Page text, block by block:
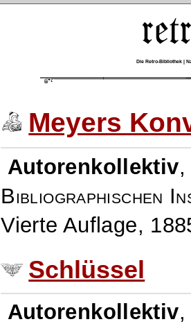
Die Retro-Bibliothek |
Meyers
Autorenkollektiv
Bibliographischen
Vierte Auflage,
Schlüssel
Autorenkollektiv